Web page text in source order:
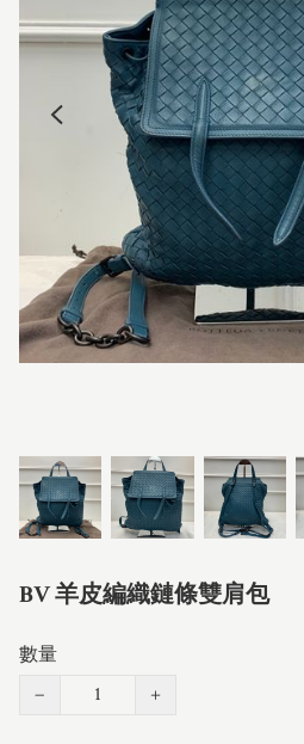
BV 羊皮編織鏈條雙肩包
數量
−
+